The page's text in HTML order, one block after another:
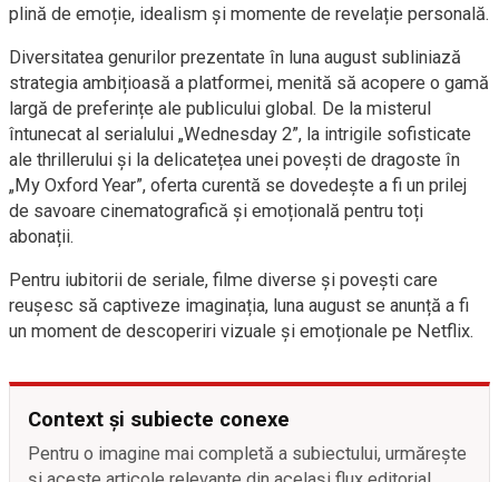
plină de emoție, idealism și momente de revelație personală.
Diversitatea genurilor prezentate în luna august subliniază
strategia ambițioasă a platformei, menită să acopere o gamă
largă de preferințe ale publicului global. De la misterul
întunecat al serialului „Wednesday 2”, la intrigile sofisticate
ale thrillerului și la delicatețea unei povești de dragoste în
„My Oxford Year”, oferta curentă se dovedește a fi un prilej
de savoare cinematografică și emoțională pentru toți
abonații.
Pentru iubitorii de seriale, filme diverse și povești care
reușesc să captiveze imaginația, luna august se anunță a fi
un moment de descoperiri vizuale și emoționale pe Netflix.
Context și subiecte conexe
Pentru o imagine mai completă a subiectului, urmărește